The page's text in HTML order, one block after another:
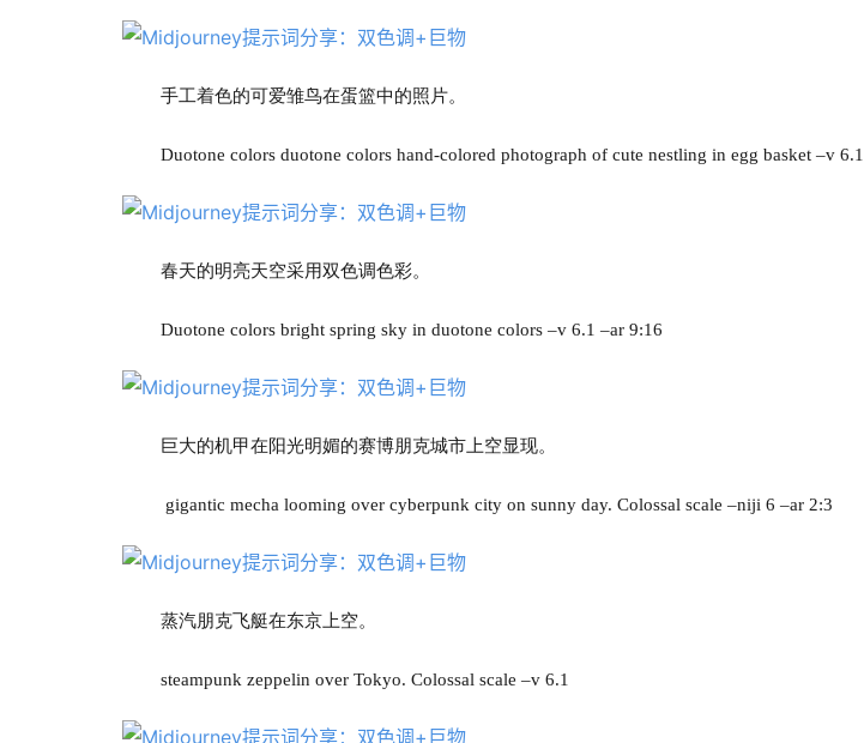
手工着色的可爱雏鸟在蛋篮中的照片。
Duotone colors duotone colors hand-colored photograph of cute nestling in egg basket –v 6.1
春天的明亮天空采用双色调色彩。
Duotone colors bright spring sky in duotone colors –v 6.1 –ar 9:16
巨大的机甲在阳光明媚的赛博朋克城市上空显现。
gigantic mecha looming over cyberpunk city on sunny day. Colossal scale –niji 6 –ar 2:3
蒸汽朋克飞艇在东京上空。
steampunk zeppelin over Tokyo. Colossal scale –v 6.1